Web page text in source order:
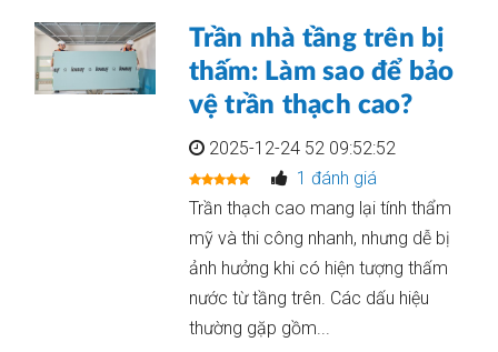
Trần nhà tầng trên bị
thấm: Làm sao để bảo
vệ trần thạch cao?
2025-12-24 52 09:52:52
1 đánh giá
Trần thạch cao mang lại tính thẩm
mỹ và thi công nhanh, nhưng dễ bị
ảnh hưởng khi có hiện tượng thấm
nước từ tầng trên. Các dấu hiệu
thường gặp gồm...